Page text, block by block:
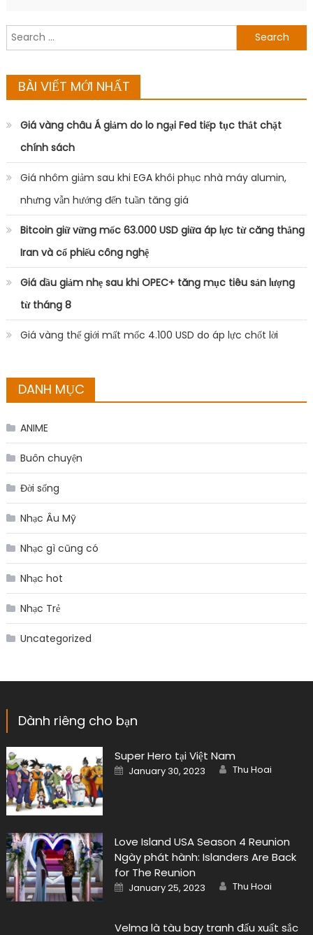
Search
for:
BÀI VIẾT MỚI NHẤT
Giá vàng châu Á giảm do lo ngại Fed tiếp tục thắt chặt
chính sách
Giá nhôm giảm sau khi EGA khôi phục nhà máy alumin,
nhưng vẫn hướng đến tuần tăng giá
Bitcoin giữ vững mốc 63.000 USD giữa áp lực từ căng thẳng
Iran và cổ phiếu công nghệ
Giá dầu giảm nhẹ sau khi OPEC+ tăng mục tiêu sản lượng
từ tháng 8
Giá vàng thế giới mất mốc 4.100 USD do áp lực chốt lời
DANH MỤC
ANIME
Buôn chuyện
Đời sống
Nhạc Âu Mỹ
Nhạc gì cũng có
Nhạc hot
Nhạc Trẻ
Uncategorized
Dành riêng cho bạn
Super Hero tại Việt Nam
Posted
on
January 30, 2023 Author
Thu Hoai
Love Island USA Season 4 Reunion
Ngày phát hành: Islanders Are Back
for The Reunion
Posted
on
January 25, 2023 Author
Thu Hoai
Velma là tàu bay tranh đấu xuất sắc